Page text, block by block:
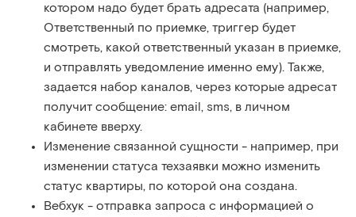
котором надо будет брать адресата (например,
Ответственный по приемке, триггер будет
смотреть, какой ответственный указан в приемке,
и отправлять уведомление именно ему). Также,
задается набор каналов, через которые адресат
получит сообщение: email, sms, в личном
кабинете вверху.
Изменение связанной сущности - например, при
изменении статуса техзаявки можно изменить
статус квартиры, по которой она создана.
Вебхук - отправка запроса с информацией о